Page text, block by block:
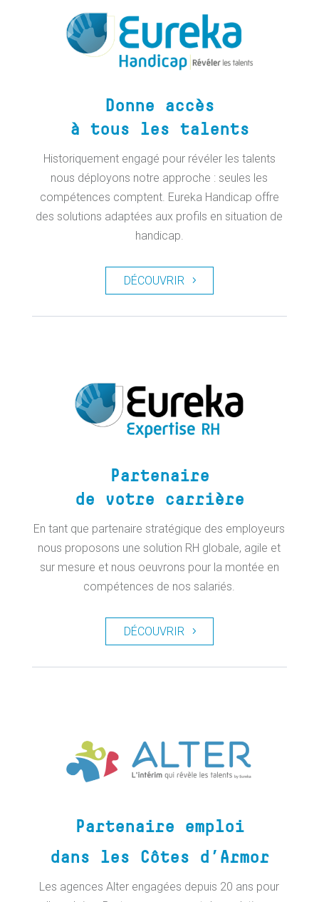
Donne accès
à tous les talents
Historiquement engagé pour révéler les talents
nous déployons notre approche : seules les
compétences comptent. Eureka Handicap offre
des solutions adaptées aux profils en situation de
handicap.
DÉCOUVRIR
Partenaire
de votre carrière
En tant que partenaire stratégique des employeurs
nous proposons une solution RH globale, agile et
sur mesure et nous oeuvrons pour la montée en
compétences de nos salariés.
DÉCOUVRIR
Partenaire emploi
dans les Côtes d’Armor
Les agences Alter engagées depuis 20 ans pour